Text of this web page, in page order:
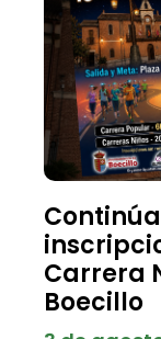
Carrera
Boecillo